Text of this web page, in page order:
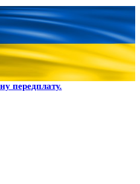
передплату.